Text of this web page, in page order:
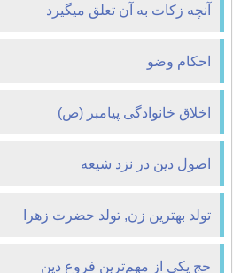
آنچه زکات به آن تعلق می‎گیرد
احكام وضو
اخلاق خانوادگی پیامبر (ص)
اصول دین در نزد شیعه
تولد بهترین زن, تولد حضرت زهرا
حج یکی از مهم‌ترین فروع دین